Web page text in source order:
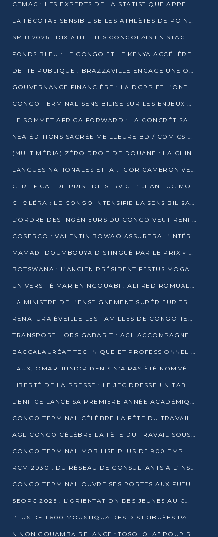
CEMAC : LES EXPERTS DE LA STATISTIQUE APPELLENT À RENFORCER LA SÉCURISATION DES DONNÉES
LA FÉCOTAE SENSIBILISE LES ATHLÈTES DE POINTE-NOIRE À L’HYGIÈNE ALIMENTA
SMIB 2026 : DIX ATHLÈTES CONGOLAIS EN STAGE AU KENYA
FONDS BLEU : LE CONGO ET LE KENYA ACCÉLÈRENT LA MOBILISATION DES FINANCEMENTS
DETTE PUBLIQUE : BRAZZAVILLE ENGAGE UNE OPÉRATION DE RACHAT DE 575 MILLIONS DE DOLLARS
GOUVERNANCE FINANCIÈRE : LA DGPP ET L’ONEC-C VERS UN PARTENARIAT POUR ASSAINIR LES ENTREPRISES PUBLIQUES
CONGO TERMINAL SENSIBILISE SUR LES ENJEUX DE LA SANTÉ MENTALE EN
LE SOMMET AFRICA FORWARD : LA CONCRÉTISATION DE PARTENARIATS ÉQUILIBRÉS ET TOURNÉS VERS L’AVENIR ENTRE LE CONTINENT AFRICAIN ET LA FRANCE
NEA ÉDITIONS SACRÉE MEILLEURE BD / COMICS D’AFRIQUE AU KENYA
(MULTIMÉDIA) ZÉRO DROIT DE DOUANE : LA CHINE ET L’AFRIQUE VERS UNE PROXIMITÉ SANS PRÉCÉDENT (PAPIER GÉNÉRAL)
LANGUES NATIONALES ET IA : IGOR CAMERON VEUT ARRIMER LA STRATÉGIE IA À LA LOI SUR LA RECHERCHE
CERTIFICAT DE PRISE DE SERVICE : JEAN LUC MOUTHOU DÉMENT UNE « FAKE NEWS »
CHOLÉRA : LE CONGO INTENSIFIE LA SENSIBILISATION AU MARCHÉ DE TALANGAÏ
L’ORDRE DES INGÉNIEURS DU CONGO VEUT RENFORCER L’ÉTHIQUE ET LA CRÉDIBILITÉ DE LA PROFESSION
COSERCO : VALENTIN BOWAO ASSURERA L’INTÉRIM À LA TÊTE DU BUREAU EXÉCUTIF NATIONAL
MAMADI DOUMBOUYA DISTINGUÉ PAR LE PRIX « SUPER GRAND BÂTISSEUR BABACAR N’DIAYE »
BOTSWANA : L’ANCIEN PRÉSIDENT FESTUS MOGAE EST MORT À 86 ANS
UNIVERSITÉ MARIEN NGOUABI : ALFRED ROMUALD NGUYA POATY SOUTIENT UNE THÈSE SUR LE PARADOXE DE LA CROISSANCE EN ZONE CEMAC
LA MINISTRE DE L’ENSEIGNEMENT SUPÉRIEUR TRACE SA FEUILLE DE ROUTE
RENATURA ÉVEILLE LES FAMILLES DE CONGO TERMINAL À LA PROTECTION DE L’ENVIRONNEMENT
TRANSPORT HORS GABARIT : AGL ACCOMPAGNE LE DÉVELOPPEMENT DU SECTEUR BRASSICOLE AU CONGO
BACCALAURÉAT TECHNIQUE ET PROFESSIONNEL : 16 352 CANDIDATS LANCÉS DANS LES ÉPREUVES D’EPS
FAUX, OMAR JUNIOR DENIS N’A PAS ÉTÉ NOMMÉ AIDE DE CAMP ADJOINT DE DENIS SASSOU NGUESSO
LIBERTÉ DE LA PRESSE : LE JEC DRESSE UN TABLEAU PRÉOCCUPANT AU CONGO
L’ENFICE LANCE SA PREMIÈRE ANNÉE ACADÉMIQUE AVEC 100 FUTURS ENSEIGNANTS
CONGO TERMINAL CÉLÈBRE LA FÊTE DU TRAVAIL AVEC SES COLLABORATEURS À POINTE-NOIRE
AGL CONGO CÉLÈBRE LA FÊTE DU TRAVAIL SOUS LE SIGNE DE LA COHÉSION
CONGO TERMINAL MOBILISE PLUS DE 900 EMPLOYÉS AUTOUR DE LA SÉCURITÉ AU TRAVAIL
RCM 2030 : DU RÉSEAU DE CONSULTANTS À L’INSTRUMENT DE PUISSANCE EN AFRIQUE FRANCOPHONE
CONGO TERMINAL OUVRE SES PORTES AUX FUTURS INGÉNIEURS AU FORUM DES MÉTIERS D’UCAC-ICAM
SEOPC 2026 : L’ORIENTATION DES JEUNES AU CŒUR DE LA DEUXIÈME ÉDITION
PLUS DE 1 500 MOUSTIQUAIRES DISTRIBUÉES PAR AGL ET CONGO TERMINAL DANS LA LUTTE CONTRE LE PALUDISME
NINON GOUAMBA RELANCE “TOSOLOLA” POUR RENFORCER LE DIALOGUE AVEC LES CITOYENS